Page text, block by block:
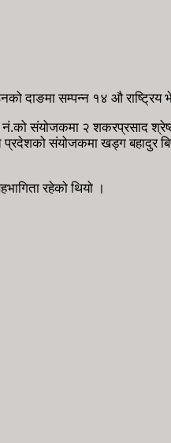
दाङमा सम्पन्न १४ औ राष्ट्रिय
संयोजकमा २ शकरप्रसाद
प्रदेशको संयोजकमा खड्ग
रहेको थियो ।